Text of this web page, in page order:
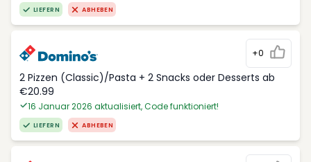
LIEFERN ABHEBEN
+0
2 Pizzen (Classic)/Pasta + 2 Snacks oder Desserts ab
€20.99
16 Januar 2026 aktualisiert, Code funktioniert!
LIEFERN ABHEBEN